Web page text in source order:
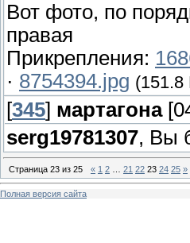
Вот фото, по
правая
Прикрепления:
· 8754394.jpg (151.8
[345] мартагона
serg19781307, Вы
Страница 23 из 25 « 1 2 21 22 23 24 25 »
Полная версия сайта